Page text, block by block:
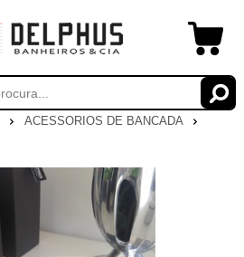
ACESSORIOS DE BANCADA